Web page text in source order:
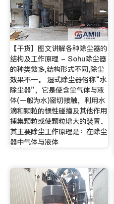
【干货】图文讲解各种除尘器的
结构及工作原理 - Sohu除尘器
的种类繁多,结构形式不同,除尘
效果不一。 湿式除尘器俗称“水
除尘器”，它是使含尘气体与液
体(一般为水)密切接触，利用水
滴和颗粒的惯性碰撞及其他作用
捕集颗粒或使颗粒增大的装置。
其主要除尘工作原理是：在除尘
器中气体与液体